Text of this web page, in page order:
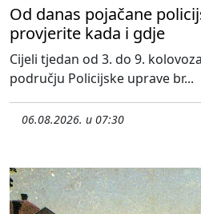
Od danas pojačane
provjerite kada i gdje
Cijeli tjedan od 3. do 9.
području Policijske uprave br...
06.08.2026. u 07:30